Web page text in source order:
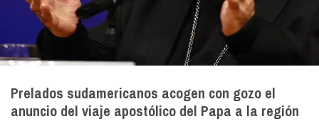
Prelados sudamericanos acogen con gozo el
anuncio del viaje apostólico del Papa a la región